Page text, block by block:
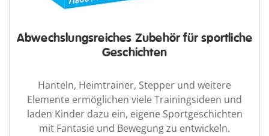
Abwechslungsreiches Zubehör für sportliche
Geschichten
Hanteln, Heimtrainer, Stepper und weitere
Elemente ermöglichen viele Trainingsideen und
laden Kinder dazu ein, eigene Sportgeschichten
mit Fantasie und Bewegung zu entwickeln.